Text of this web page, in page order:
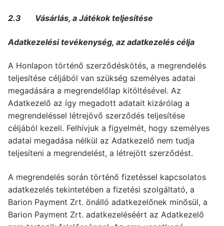
2.3 Vásárlás, a Játékok teljesítése
Adatkezelési tevékenység, az adatkezelés célja
A Honlapon történő szerződéskötés, a megrendelés
teljesítése céljából van szükség személyes adatai
megadására a megrendelőlap kitöltésével. Az
Adatkezelő az így megadott adatait kizárólag a
megrendeléssel létrejövő szerződés teljesítése
céljából kezeli. Felhívjuk a figyelmét, hogy személyes
adatai megadása nélkül az Adatkezelő nem tudja
teljesíteni a megrendelést, a létrejött szerződést.
A megrendelés során történő fizetéssel kapcsolatos
adatkezelés tekintetében a fizetési szolgáltató, a
Barion Payment Zrt. önálló adatkezelőnek minősül, a
Barion Payment Zrt. adatkezeléséért az Adatkezelő